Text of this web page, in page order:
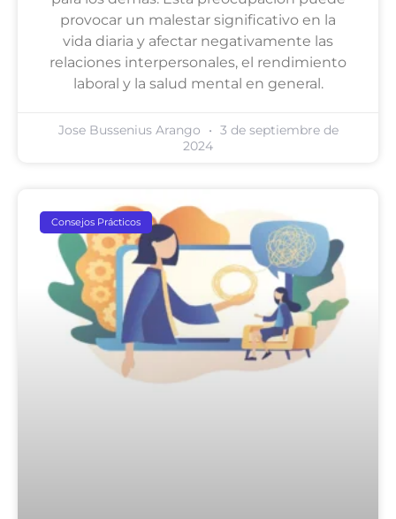
provocar un malestar significativo en la
vida diaria y afectar negativamente las
relaciones interpersonales, el rendimiento
laboral y la salud mental en general.
Jose Bussenius Arango
3 de septiembre de
2024
Consejos Prácticos